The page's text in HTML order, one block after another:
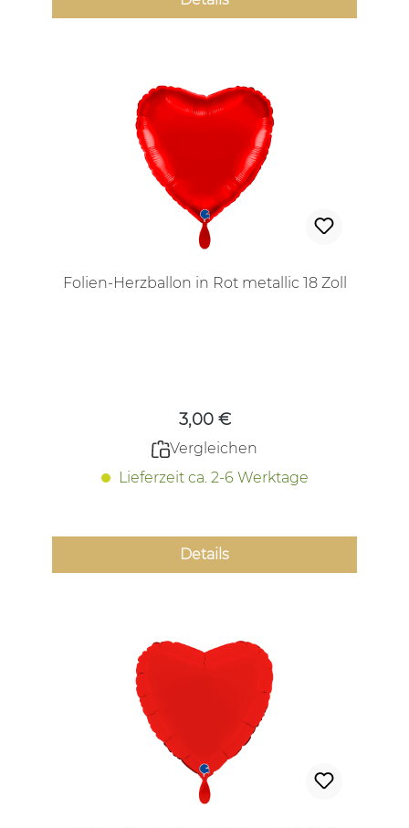
Folien-Herzballon in Rot metallic 18 Zoll
3,00 €
Vergleichen
Lieferzeit ca. 2-6 Werktage
Details